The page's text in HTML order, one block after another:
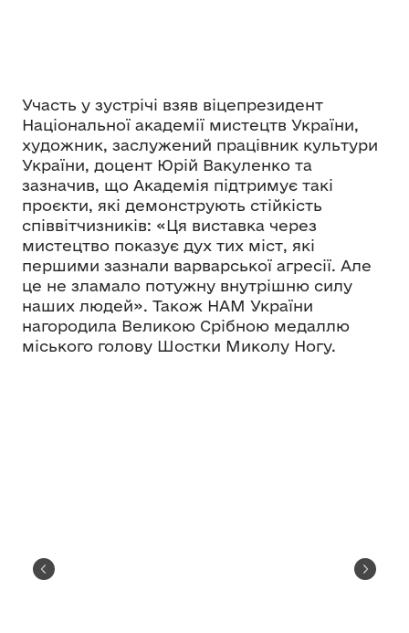
Участь у зустрічі взяв віцепрезидент
Національної академії мистецтв України,
художник, заслужений працівник культури
України, доцент Юрій Вакуленко та
зазначив, що Академія підтримує такі
проєкти, які демонструють стійкість
співвітчизників: «Ця виставка через
мистецтво показує дух тих міст, які
першими зазнали варварської агресії. Але
це не зламало потужну внутрішню силу
наших людей». Також НАМ України
нагородила Великою Срібною медаллю
міського голову Шостки Миколу Ногу.